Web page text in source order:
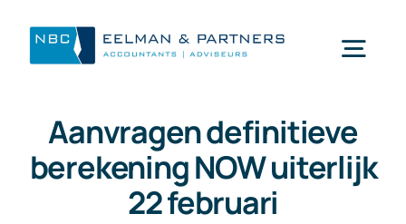
inhoud
Wat doen wij
Wie zijn wij
Aanvragen definitieve
berekening NOW uiterlijk
22 februari